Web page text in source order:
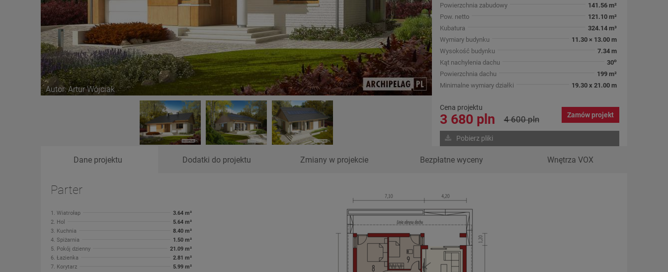
Autor: Artur Wójciak
Powierzchnia zabudowy
141.56 m²
Pow. netto
121.10 m²
Kubatura
324.14 m³
Wymiary budynku
11.30 × 13.00 m
Wysokość budynku
7.34 m
Kąt nachylenia dachu
30o
Powierzchnia dachu
199 m²
Minimalne wymiary działki
19.30 x 21.00 m
Cena projektu
3 680 pln 4 600 pln Zamów projekt
Pobierz pliki
Dane projektu Dodatki do projektu Zmiany w projekcie Bezpłatne wyceny Wnętrza VOX
Parter
1. Wiatrołap
3.64 m²
2. Hol
5.64 m²
3. Kuchnia
8.40 m²
4. Spiżarnia
1.50 m²
5. Pokój dzienny
21.09 m²
6. Łazienka
2.81 m²
7. Korytarz
5.99 m²